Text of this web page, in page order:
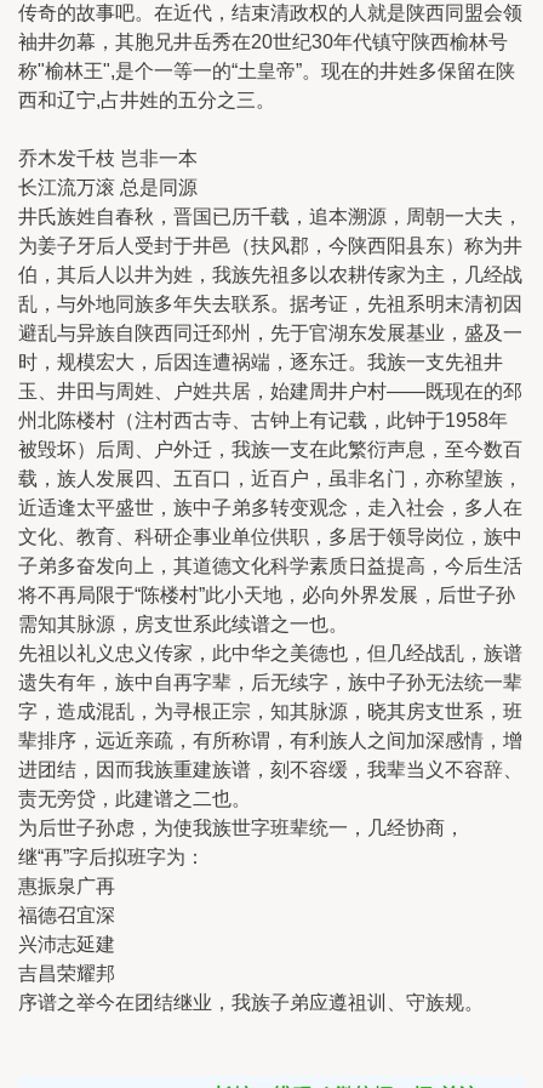
传奇的故事吧。在近代，结束清政权的人就是陕西同盟会领
袖井勿幕，其胞兄井岳秀在20世纪30年代镇守陕西榆林号
称"榆林王",是个一等一的“土皇帝”。现在的井姓多保留在陕
西和辽宁,占井姓的五分之三。
乔木发千枝 岂非一本
长江流万滚 总是同源
井氏族姓自春秋，晋国已历千载，追本溯源，周朝一大夫，
为姜子牙后人受封于井邑（扶风郡，今陕西阳县东）称为井
伯，其后人以井为姓，我族先祖多以农耕传家为主，几经战
乱，与外地同族多年失去联系。据考证，先祖系明末清初因
避乱与异族自陕西同迁邳州，先于官湖东发展基业，盛及一
时，规模宏大，后因连遭祸端，逐东迁。我族一支先祖井
玉、井田与周姓、户姓共居，始建周井户村——既现在的邳
州北陈楼村（注村西古寺、古钟上有记载，此钟于1958年
被毁坏）后周、户外迁，我族一支在此繁衍声息，至今数百
载，族人发展四、五百口，近百户，虽非名门，亦称望族，
近适逢太平盛世，族中子弟多转变观念，走入社会，多人在
文化、教育、科研企事业单位供职，多居于领导岗位，族中
子弟多奋发向上，其道德文化科学素质日益提高，今后生活
将不再局限于“陈楼村”此小天地，必向外界发展，后世子孙
需知其脉源，房支世系此续谱之一也。
先祖以礼义忠义传家，此中华之美德也，但几经战乱，族谱
遗失有年，族中自再字辈，后无续字，族中子孙无法统一辈
字，造成混乱，为寻根正宗，知其脉源，晓其房支世系，班
辈排序，远近亲疏，有所称谓，有利族人之间加深感情，增
进团结，因而我族重建族谱，刻不容缓，我辈当义不容辞、
责无旁贷，此建谱之二也。
为后世子孙虑，为使我族世字班辈统一，几经协商，
继“再”字后拟班字为：
惠振泉广再
福德召宜深
兴沛志延建
吉昌荣耀邦
序谱之举今在团结继业，我族子弟应遵祖训、守族规。